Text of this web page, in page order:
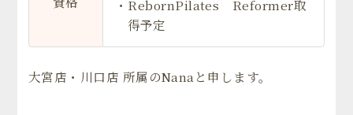
・RebornPilates Reformer取
得予定
大宮店・川口店 所属のNanaと申します。